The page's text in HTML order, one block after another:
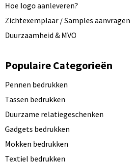
Hoe logo aanleveren?
Zichtexemplaar / Samples aanvragen
Duurzaamheid & MVO
Populaire Categorieën
Pennen bedrukken
Tassen bedrukken
Duurzame relatiegeschenken
Gadgets bedrukken
Mokken bedrukken
Textiel bedrukken